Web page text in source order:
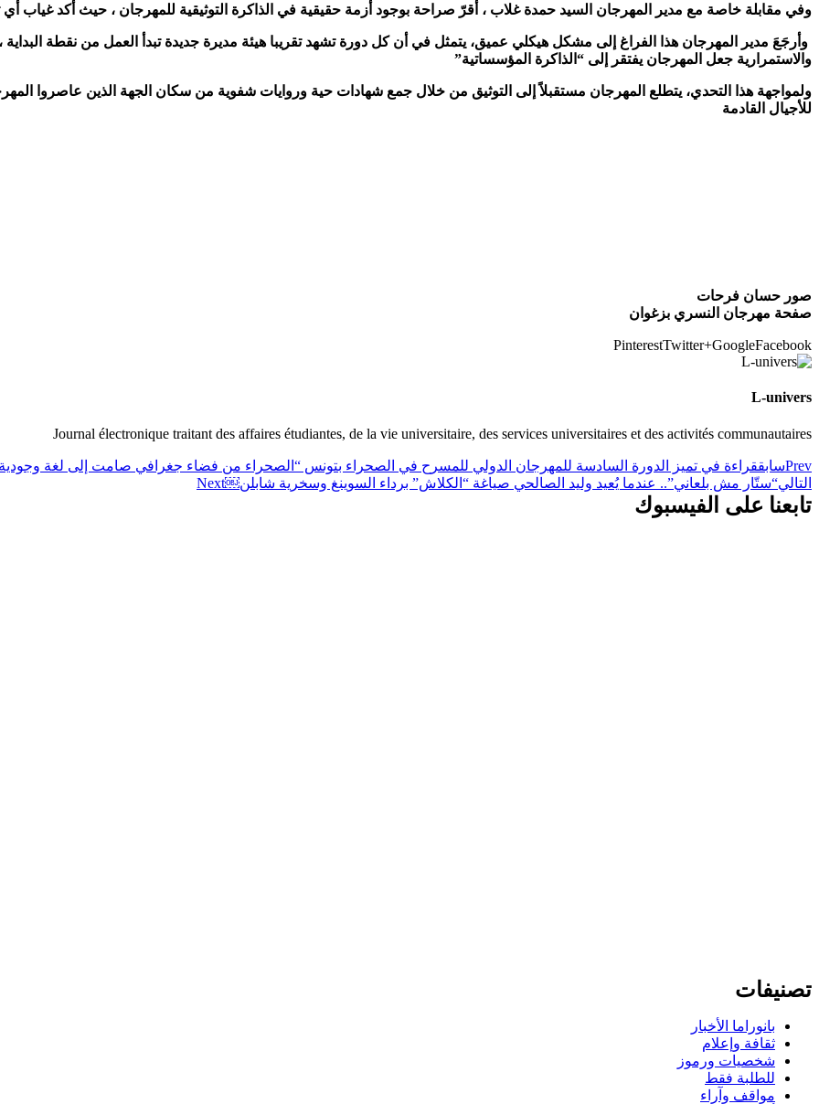
وفي مقابلة خاصة مع مدير المهرجان السيد حمدة غلاب ، أقرّ صراحة بوجود أزمة حقيقية في الذاكرة التوثيقية للمهرجان ، حيث أكد غياب
وأرجَعَ مدير المهرجان هذا الفراغ إلى مشكل هيكلي عميق، يتمثل في أن كل دورة تشهد تقريبا هيئة مديرة جديدة تبدأ العمل من نقطة البداية ،
والاستمرارية جعل المهرجان يفتقر إلى “الذاكرة المؤسساتية”
ولمواجهة هذا التحدي، يتطلع المهرجان مستقبلاً إلى التوثيق من خلال جمع شهادات حية وروايات شفوية من سكان الجهة الذين عاصروا
للأجيال القادمة
صور حسان فرحات
صفحة مهرجان النسري بزغوان
Facebook
Google+
Twitter
Pinterest
L-univers
Journal électronique traitant des affaires étudiantes, de la vie universitaire, des services universitaires et des activités communautaires
Prevسابققراءة في تميز الدورة السادسة للمهرجان الدولي للمسرح في الصحراء بتونس “الصحراء من فضاء جغرافي صامت إلى لغة
التالي“ستّار مش بلعاني”.. عندما يُعيد وليد الصالحي صياغة “الكلاش” برداء السوينغ وسخرية شابلن￼Next
تابعنا على الفيسبوك
تصنيفات
بانوراما الأخبار
ثقافة وإعلام
شخصيات ورموز
للطلبة فقط
مواقف وآراء